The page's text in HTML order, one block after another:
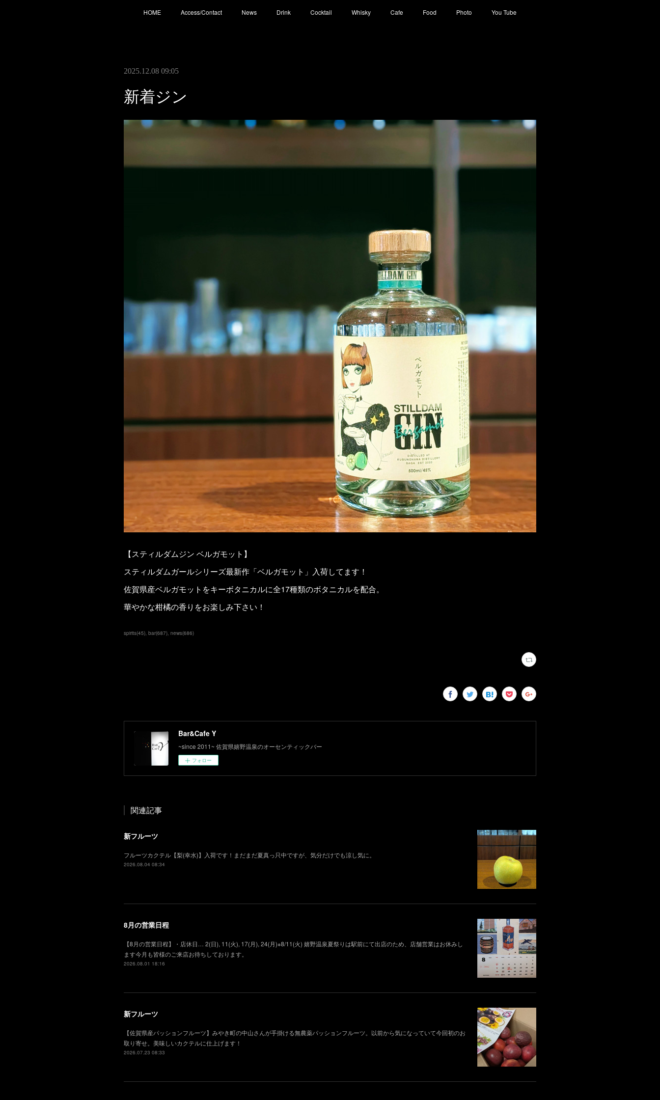
HOME Access/Contact News Drink Cocktail Whisky Cafe Food Photo You Tube
2025.12.08 09:05
新着ジン
【スティルダムジン ベルガモット】
スティルダムガールシリーズ最新作「ベルガモット」入荷してます！
佐賀県産ベルガモットをキーボタニカルに全17種類のボタニカルを配合。
華やかな柑橘の香りをお楽しみ下さい！
spirits(45) bar(687) news(686)
Bar&Cafe Y
~since 2011~ 佐賀県嬉野温泉のオーセンティックバー
フォロー
関連記事
新フルーツ
フルーツカクテル【梨(幸水)】入荷です！まだまだ夏真っ只中ですが、気分だけでも涼し気に。
2026.08.04 08:34
8月の営業日程
【8月の営業日程】・店休日… 2(日), 11(火), 17(月), 24(月)※8/11(火) 嬉野温泉夏祭りは駅前にて出店のため、店舗営業はお休みし
ます今月も皆様のご来店お待ちしております。
2026.08.01 18:16
新フルーツ
【佐賀県産パッションフルーツ】みやき町の中山さんが手掛ける無農薬パッションフルーツ。以前から気になっていて今回初のお
取り寄せ。美味しいカクテルに仕上げます！
2026.07.23 08:33